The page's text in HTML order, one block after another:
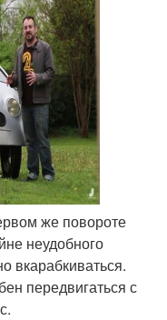
же повороте
неудобного
вкарабкиваться.
передвигаться с